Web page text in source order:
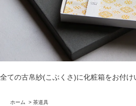
全ての古帛紗(こぶくさ)に化粧箱をお付け
ホーム > 茶道具